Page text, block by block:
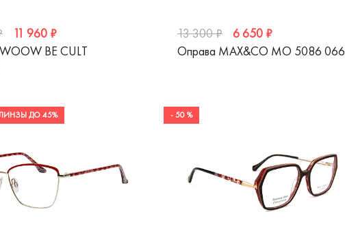
11 960 ₽
BE CULT
13 300 ₽
6 650 ₽
Оправа MAX&CO MO 5086 066
ДО 45%
- 50 %